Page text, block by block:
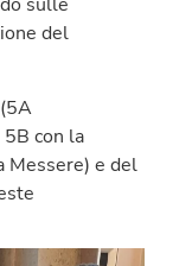
del
5B con la
Messere) e del